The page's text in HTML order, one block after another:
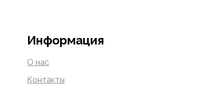
Информация
О нас
Контакты